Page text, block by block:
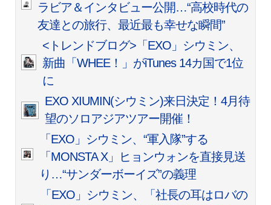
ラビア＆インタビュー公開…“高校時代の
友達との旅行、最近最も幸せな瞬間”
<トレンドブログ>「EXO」シウミン、
新曲「WHEE！」がiTunes 14カ国で1位
に
EXO XIUMIN(シウミン)来日決定！4月待
望のソロアジアツアー開催！
「EXO」シウミン、“軍入隊”する
「MONSTA X」ヒョンウォンを直接見送
り…“サンダーボーイズ”の義理
「EXO」シウミン、「社長の耳はロバの